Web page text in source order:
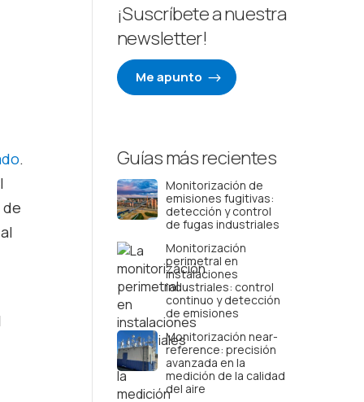
.
¡Suscríbete a nuestra
newsletter!
Me apunto
Guías más recientes
Monitorización de
emisiones fugitivas:
detección y control
de fugas industriales
Monitorización
perimetral en
instalaciones
industriales: control
continuo y detección
de emisiones
Monitorización near-
reference: precisión
avanzada en la
medición de la calidad
del aire